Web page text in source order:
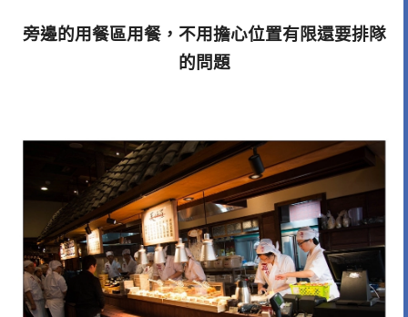
旁邊的用餐區用餐，不用擔心位置有限還要排隊
的問題